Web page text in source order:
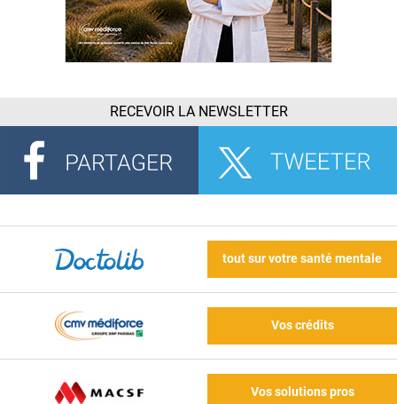
RECEVOIR LA NEWSLETTER
tout sur votre santé mentale
Vos crédits
Vos solutions pros